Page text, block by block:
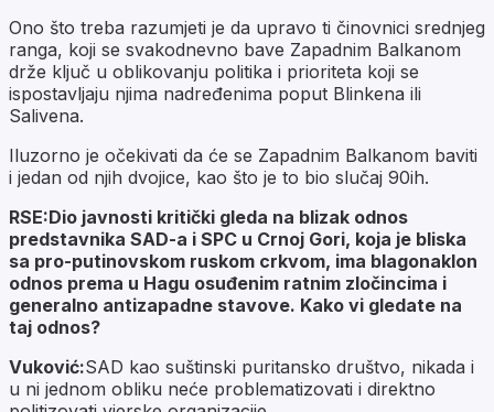
Ono što treba razumjeti je da upravo ti činovnici srednjeg
ranga, koji se svakodnevno bave Zapadnim Balkanom
drže ključ u oblikovanju politika i prioriteta koji se
ispostavljaju njima nadređenima poput Blinkena ili
Salivena.
Iluzorno je očekivati da će se Zapadnim Balkanom baviti
i jedan od njih dvojice, kao što je to bio slučaj 90ih.
RSE:Dio javnosti kritički gleda na blizak odnos
predstavnika SAD-a i SPC u Crnoj Gori, koja je bliska
sa pro-putinovskom ruskom crkvom, ima blagonaklon
odnos prema u Hagu osuđenim ratnim zločincima i
generalno antizapadne stavove. Kako vi gledate na
taj odnos?
Vuković:SAD kao suštinski puritansko društvo, nikada i
u ni jednom obliku neće problematizovati i direktno